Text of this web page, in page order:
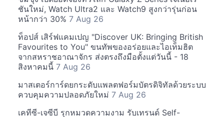
ชันใหม่, Watch Ultra2 และ Watch9 สูงกว่ารุ่นก่อน
หน้ากว่า 30% 7 Aug 26
ท็อปส์ เสิร์ฟแคมเปญ "Discover UK: Bringing British
Favourites to You" ขนทัพของอร่อยและไอเท็มฮิต
จากสหราชอาณาจักร ส่งตรงถึงมือตั้งแต่วันนี้ - 18
สิงหาคมนี้ 7 Aug 26
มาสเตอร์การ์ดยกระดับแพลตฟอร์มบัตรดิจิทัลด้วยระบบ
ควบคุมความปลอดภัยใหม่ 7 Aug 26
เคทีซี-เจซีบี รุกหมวดความงาม รับเทรนด์ Self-